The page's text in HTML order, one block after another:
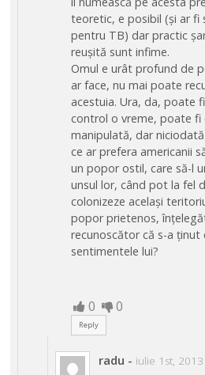
teoretic, e posibil (și ar fi
pentru TB) dar practic
reușită sunt infime.
Omul e urât profund de
ar face, nu mai poate
acestuia. Ura, da, poate
control o vreme, poate fi
manipulată, dar
ce ar prefera americanii
un popor ostil, care să-l
unsul lor, când pot la fel
colonizeze același
popor prietenos,
recunoscător că s-a ținut
sentimentele lui?
0 0
Reply
radu - iulie 1st,